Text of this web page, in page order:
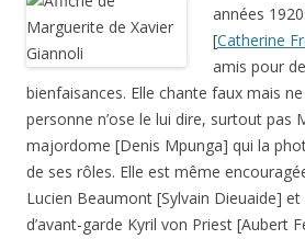
années
[Catherine
amis pour
bienfaisances. Elle chante faux mais
personne n’ose le lui dire, surtout pas
majordome [Denis Mpunga] qui la
de ses rôles. Elle est même
Lucien Beaumont [Sylvain Dieuaide] et
d’avant-garde Kyril von Priest [Aubert